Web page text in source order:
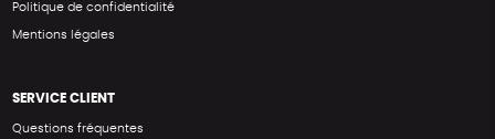
Politique de confidentialité
Mentions légales
SERVICE CLIENT
Questions fréquentes